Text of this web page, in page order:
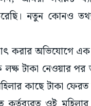
নতুন কোনও
করার অভিযোগে
টাকা নেওয়ার পর
কাছে টাকা ফেরত